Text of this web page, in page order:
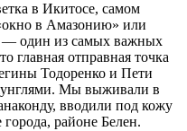
в Икитосе, самом
в Амазонию» или
один из самых важных
главная отправная точка
Тодоренко и Пети
Мы выживали в
вводили под кожу
районе Белен.